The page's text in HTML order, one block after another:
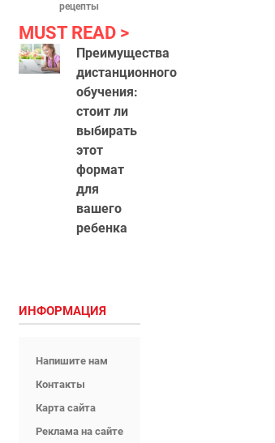
рецепты
MUST READ
Преимущества
дистанционного
обучения:
стоит ли
выбирать
этот
формат
для
вашего
ребенка
ИНФОРМАЦИЯ
Напишите нам
Контакты
Карта сайта
Реклама на сайте